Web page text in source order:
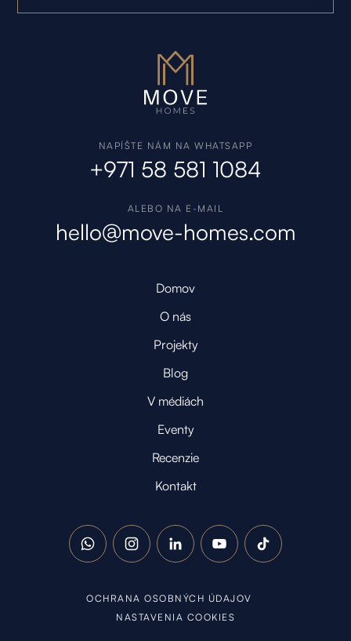
NAPÍŠTE NÁM NA WHATSAPP
+971 58 581 1084
ALEBO NA E-MAIL
hello@move-homes.com
Domov
O nás
Projekty
Blog
V médiách
Eventy
Recenzie
Kontakt
WhatsAppInstagramLinkedInYouTubeTikTok
OCHRANA OSOBNÝCH ÚDAJOV
NASTAVENIA COOKIES